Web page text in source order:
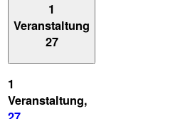
1
Veranstaltung
27
1
Veranstaltung,